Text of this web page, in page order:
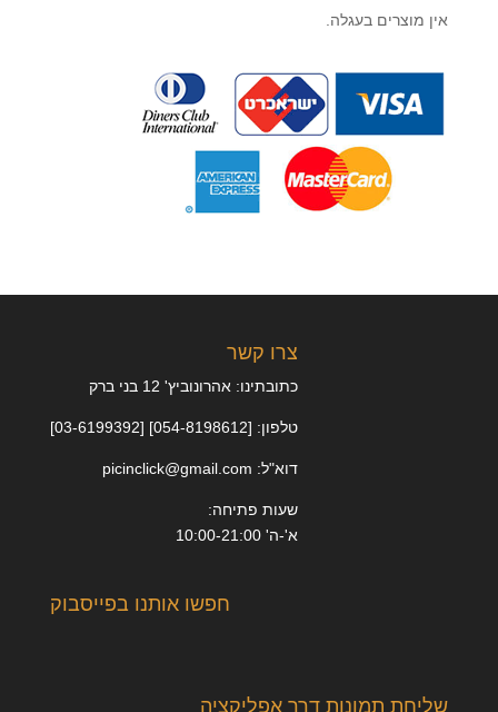
אין מוצרים בעגלה.
צרו קשר
כתובתינו: אהרונוביץ' 12 בני ברק
טלפון: [054-8198612] [03-6199392]
דוא"ל: picinclick@gmail.com
שעות פתיחה:
א'-ה' 10:00-21:00
חפשו אותנו בפייסבוק
שליחת תמונות דרך אפליקציה